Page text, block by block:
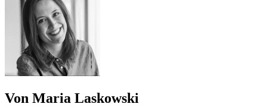
Von Maria Laskowski